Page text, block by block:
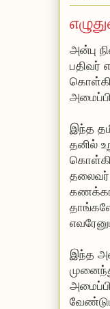
அன்பு
பதிவர்
இந்த
தனில்
இந்த